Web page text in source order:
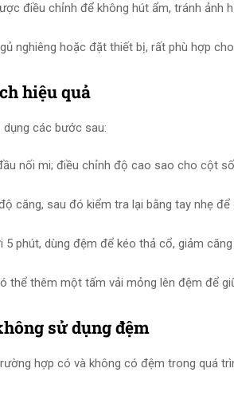
điều chỉnh để không hút ẩm, tránh ảnh
nghiêng hoặc đặt thiết bị, rất phù hợp
hiệu quả
các bước sau:
nối mi; điều chỉnh độ cao sao cho cột
căng, sau đó kiểm tra lại bằng tay nhẹ
phút, dùng đệm để kéo thả cổ, giảm
thể thêm một tấm vải mỏng lên đệm để
sử dụng đệm
hợp có và không có đệm trong quá